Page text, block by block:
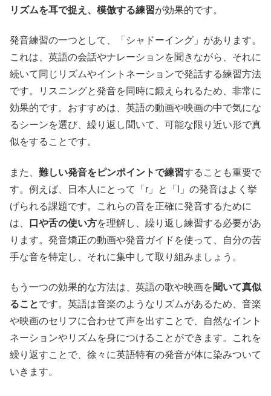
リズムを耳で捉え、模倣する練習が効果的です。
発音練習の一つとして、「シャドーイング」があります。
これは、英語の会話やナレーションを聞きながら、それに
続いて同じリズムやイントネーションで発話する練習方法
です。リスニングと発音を同時に鍛えられるため、非常に
効果的です。おすすめは、英語の動画や映画の中で気にな
るシーンを選び、繰り返し聞いて、可能な限り近い形で真
似をすることです。
また、 難しい発音をピンポイントで練習することも重要で
す。例えば、日本人にとって「r」と「l」の発音はよく挙
げられる課題です。これらの音を正確に発音するために
は、
口や舌の使い方を理解し、繰り返し練習する必要があ
ります。発音矯正の動画や発音ガイドを使って、自分の苦
手な音を特定し、それに集中して取り組みましょう。
もう一つの効果的な方法は、英語の歌や映画を聞いて真似
ることです。英語は音楽のようなリズムがあるため、音楽
や映画のセリフに合わせて声を出すことで、自然なイント
ネーションやリズムを身につけることができます。これを
繰り返すことで、徐々に英語特有の発音が体に染みついて
いきます。